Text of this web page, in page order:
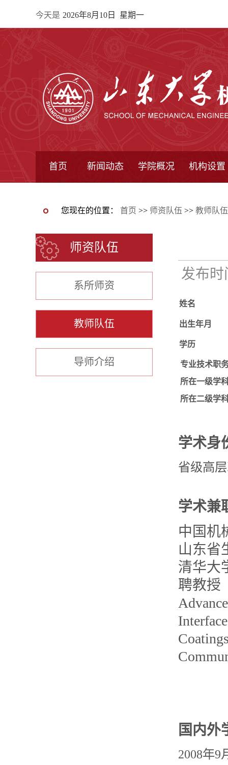
今天是 2026年8月10日 星期一
首页 新闻动态 学院概况 机构设置
您现在的位置： 首页 >> 师资队伍 >> 教师队伍
师资队伍
系所师资
教师队伍
导师介绍
发布
姓名
出生年月
学历
专业技术职
所在一级学
所在二级学
学术身
省级高
学术兼
中国机
山东省
清华大
聘教授
国内外
2008年9